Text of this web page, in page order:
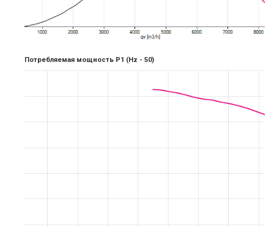
Потребляемая мощность P1 (Hz - 50)